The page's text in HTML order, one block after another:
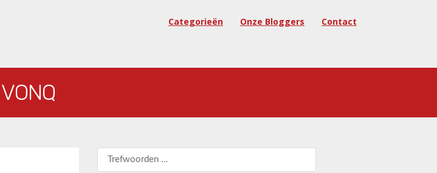
Categorieën Onze Bloggers Contact
VONQ
Zoeken naar: